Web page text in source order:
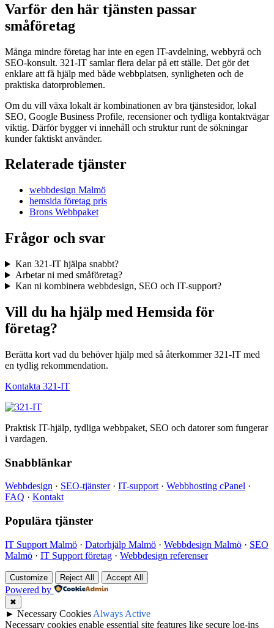
Varför den här tjänsten passar
småföretag
Många mindre företag har inte en egen IT-avdelning, webbyrå och
SEO-konsult. 321-IT samlar flera delar på ett ställe. Det gör det
enklare att få hjälp med både webbplatsen, synligheten och de
praktiska datorproblemen.
Om du vill växa lokalt är kombinationen av bra tjänstesidor, lokal
SEO, Google Business Profile, recensioner och tydliga kontaktvägar
viktig. Därför bygger vi innehåll och struktur runt de sökningar
kunder faktiskt använder.
Relaterade tjänster
webbdesign Malmö
hemsida företag pris
Brons Webbpaket
Frågor och svar
Kan 321-IT hjälpa snabbt?
Arbetar ni med småföretag?
Kan ni kombinera webbdesign, SEO och IT-support?
Vill du ha hjälp med Hemsida för
företag?
Berätta kort vad du behöver hjälp med så återkommer 321-IT med
en tydlig rekommendation.
Kontakta 321-IT
Praktisk IT-hjälp, tydliga webbpaket, SEO och datorer som fungerar
i vardagen.
Snabblänkar
Webbdesign · SEO-tjänster· IT-support · Webbhosting cPanel ·
FAQ · Kontakt
Populära tjänster
IT Support Malmö · Datorhjälp Malmö · Webbdesign Malmö · SEO
Malmö · IT Support företag · Webbdesign referenser
Customize Reject All Accept All
Powered by
✖
► Necessary Cookies Always Active
Necessary cookies enable essential site features like secure log-ins